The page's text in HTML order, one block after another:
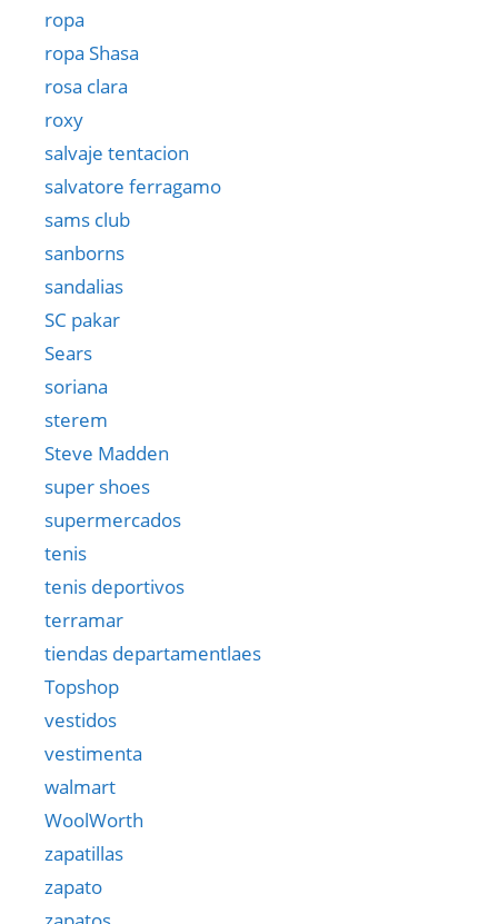
ropa
ropa Shasa
rosa clara
roxy
salvaje tentacion
salvatore ferragamo
sams club
sanborns
sandalias
SC pakar
Sears
soriana
sterem
Steve Madden
super shoes
supermercados
tenis
tenis deportivos
terramar
tiendas departamentlaes
Topshop
vestidos
vestimenta
walmart
WoolWorth
zapatillas
zapato